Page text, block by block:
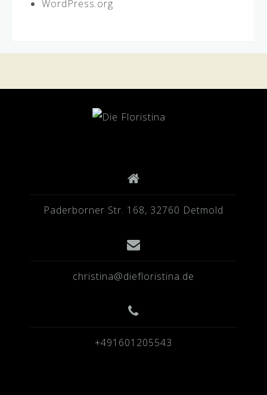
WordPress.org
Paderborner Str. 168, 32760 Detmold
christina@diefloristina.de
+491601205543